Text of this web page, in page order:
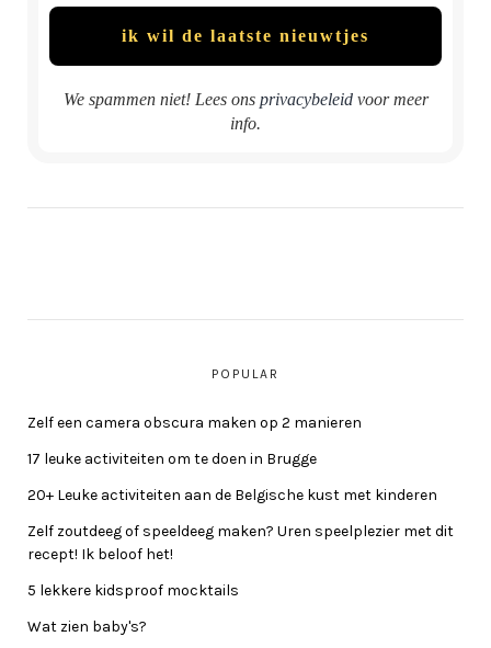
We spammen niet! Lees ons privacybeleidvoor meer
info.
POPULAR
Zelf een camera obscura maken op 2 manieren
17 leuke activiteiten om te doen in Brugge
20+ Leuke activiteiten aan de Belgische kust met kinderen
Zelf zoutdeeg of speeldeeg maken? Uren speelplezier met dit
recept! Ik beloof het!
5 lekkere kidsproof mocktails
Wat zien baby's?